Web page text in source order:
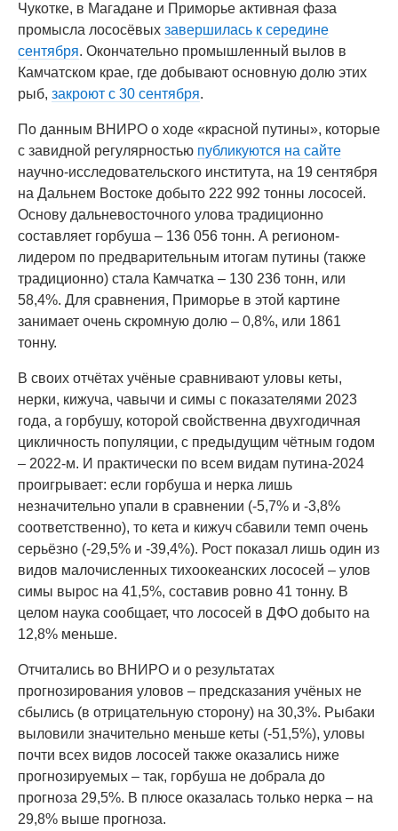
Чукотке, в Магадане и Приморье активная фаза
промысла лососёвых завершилась к середине
сентября. Окончательно промышленный вылов в
Камчатском крае, где добывают основную долю этих
рыб, закроют с 30 сентября.
По данным ВНИРО о ходе «красной путины», которые
с завидной регулярностью публикуются на сайте
научно-исследовательского института, на 19 сентября
на Дальнем Востоке добыто 222 992 тонны лососей.
Основу дальневосточного улова традиционно
составляет горбуша – 136 056 тонн. А регионом-
лидером по предварительным итогам путины (также
традиционно) стала Камчатка – 130 236 тонн, или
58,4%. Для сравнения, Приморье в этой картине
занимает очень скромную долю – 0,8%, или 1861
тонну.
В своих отчётах учёные сравнивают уловы кеты,
нерки, кижуча, чавычи и симы с показателями 2023
года, а горбушу, которой свойственна двухгодичная
цикличность популяции, с предыдущим чётным годом
– 2022-м. И практически по всем видам путина-2024
проигрывает: если горбуша и нерка лишь
незначительно упали в сравнении (-5,7% и -3,8%
соответственно), то кета и кижуч сбавили темп очень
серьёзно (-29,5% и -39,4%). Рост показал лишь один из
видов малочисленных тихоокеанских лососей – улов
симы вырос на 41,5%, составив ровно 41 тонну. В
целом наука сообщает, что лососей в ДФО добыто на
12,8% меньше.
Отчитались во ВНИРО и о результатах
прогнозирования уловов – предсказания учёных не
сбылись (в отрицательную сторону) на 30,3%. Рыбаки
выловили значительно меньше кеты (-51,5%), уловы
почти всех видов лососей также оказались ниже
прогнозируемых – так, горбуша не добрала до
прогноза 29,5%. В плюсе оказалась только нерка – на
29,8% выше прогноза.